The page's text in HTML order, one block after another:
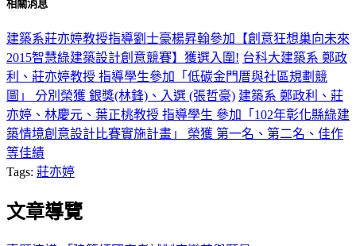
相關消息
建築系莊亦婷教授指導劉士豪楊昇翰參加【創意狂想巢向未來
2015智慧綠建築設計創意競賽】獲選入圍! 台科大建築系 鄭政
利、莊亦婷教授 指導學生參加「低碳金門厝與社區規劃競
圖」 分別榮獲 銀獎(林鋒)、入選 (張哲豪) 建築系 鄭政利、莊
亦婷、林慶元、葉正桃教授 指導學生 參加「102年彰化縣綠建
築情境創意設計比賽實施計畫」 榮獲 第一名、第二名、佳作
等佳績
Tags: 莊亦婷
文章導覽